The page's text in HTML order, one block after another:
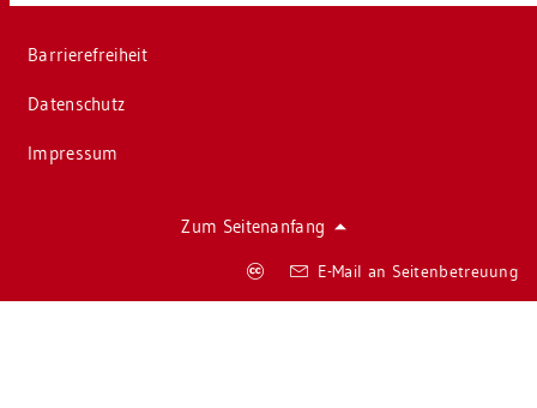
Bar­rie­re­frei­heit
Da­ten­schutz
Im­pres­sum
Zum Sei­ten­an­fang
E-Mail an Sei­ten­be­treu­ung
Co­